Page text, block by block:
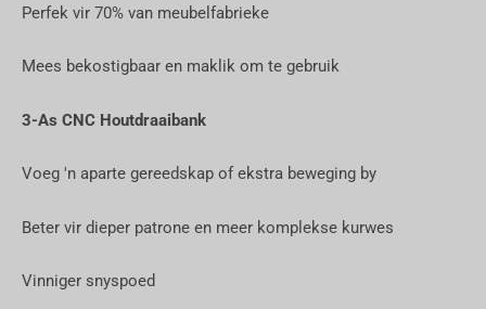
Perfek vir 70% van meubelfabrieke
Mees bekostigbaar en maklik om te gebruik
3-As CNC Houtdraaibank
Voeg 'n aparte gereedskap of ekstra beweging by
Beter vir dieper patrone en meer komplekse kurwes
Vinniger snyspoed